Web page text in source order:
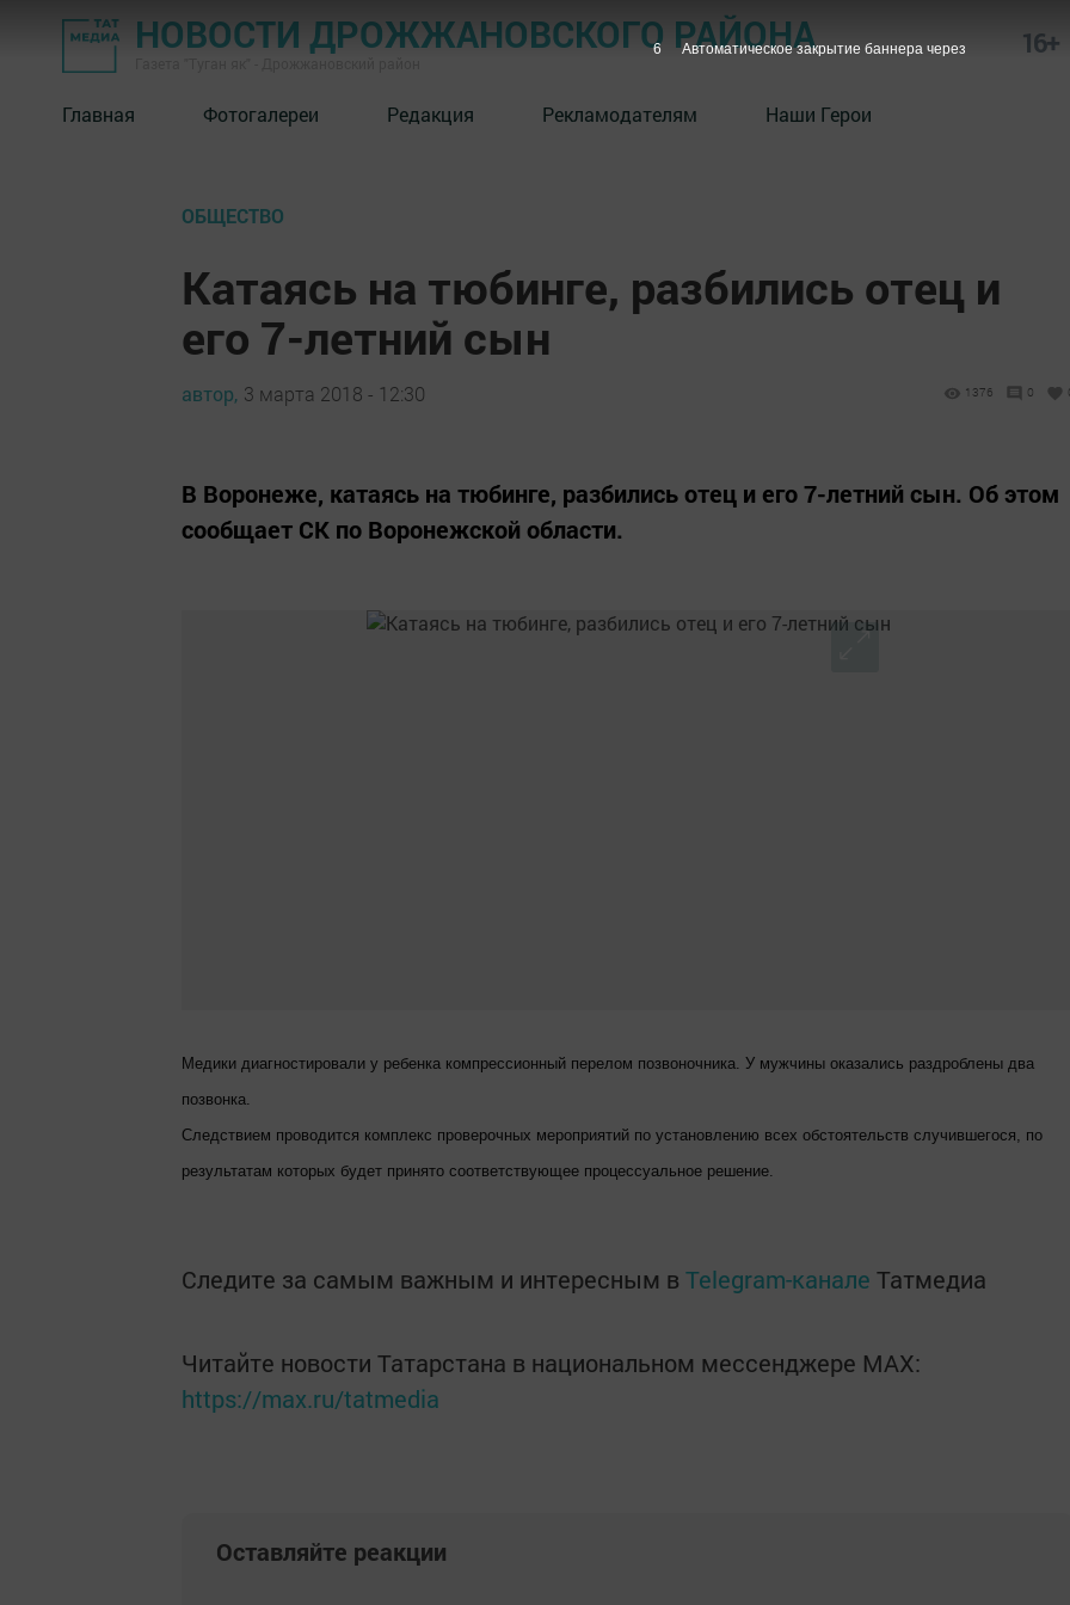
НОВОСТИ ДРОЖЖАНОВСКОГО РАЙОНА 16+
Главная Фотогалереи Редакция Рекламодателям Наши Герои
ОБЩЕСТВО
Катаясь на тюбинге, разбились отец и
его 7-летний сын
автор, 3 марта 2018 - 12:30 1376 0
В Воронеже, катаясь на тюбинге, разбились отец и его 7-летний сын. Об этом
сообщает СК по Воронежской области.
Медики диагностировали у ребенка компрессионный перелом позвоночника. У мужчины оказались раздроблены два
позвонка.
Следствием проводится комплекс проверочных мероприятий по установлению всех обстоятельств случившегося, по
результатам которых будет принято соответствующее процессуальное решение.
Следите за самым важным и интересным в Telegram-канале Татмедиа
Читайте новости Татарстана в национальном мессенджере MАХ:
https://max.ru/tatmedia
Оставляйте реакции
5 Автоматическое закрытие баннера через